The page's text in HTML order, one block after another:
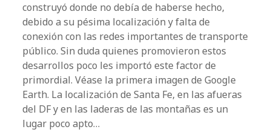
construyó donde no debía de haberse hecho,
debido a su pésima localización y falta de
conexión con las redes importantes de transporte
público. Sin duda quienes promovieron estos
desarrollos poco les importó este factor de
primordial. Véase la primera imagen de Google
Earth. La localización de Santa Fe, en las afueras
del DF y en las laderas de las montañas es un
lugar poco apto…